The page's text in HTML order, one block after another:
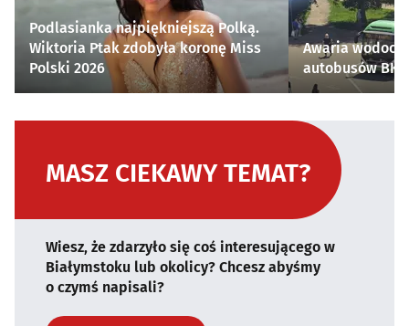
Podlasianka najpiękniejszą Polką.
Wiktoria Ptak zdobyła koronę Miss
Polski 2026
Awaria
autobusów
MASZ CIEKAWY TEMAT?
Wiesz, że zdarzyło się coś interesującego w
Białymstoku lub okolicy? Chcesz abyśmy
o czymś napisali?